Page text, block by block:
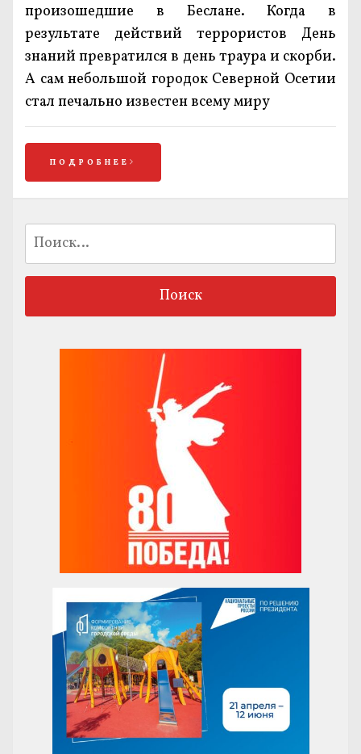
произошедшие в Беслане. Когда в
результате действий террористов День
знаний превратился в день траура и скорби.
А сам небольшой городок Северной Осетии
стал печально известен всему миру
ПОДРОБНЕЕ
Найти: